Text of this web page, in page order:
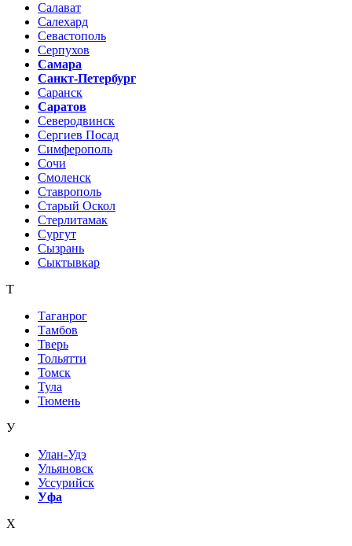
Салават
Салехард
Севастополь
Серпухов
Самара
Санкт-Петербург
Саранск
Саратов
Северодвинск
Сергиев Посад
Симферополь
Сочи
Смоленск
Ставрополь
Старый Оскол
Стерлитамак
Сургут
Сызрань
Сыктывкар
Т
Таганрог
Тамбов
Тверь
Тольятти
Томск
Тула
Тюмень
У
Улан-Удэ
Ульяновск
Уссурийск
Уфа
Х